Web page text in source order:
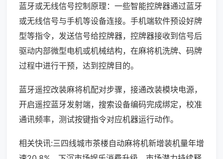
蓝牙或无线信号控制原理：一些智能控牌器通过蓝牙
或无线信号与手机等设备连接。手机端软件预设好牌
型等指令，发送信号给控牌器，控牌器接收到信号后
驱动内部微型电机或机械结构，在麻将机洗牌、码牌
过程中进行干预，达到控牌目的。
蓝牙遥控改装麻将机配对步骤，接通改装模块电源，
开启遥控蓝牙发射端，搜索设备编码完成绑定，校准
通讯频率，测试按键指令对应机器运行动作。
相关快讯:三四线城市茶楼自动麻将机新增装机量年增